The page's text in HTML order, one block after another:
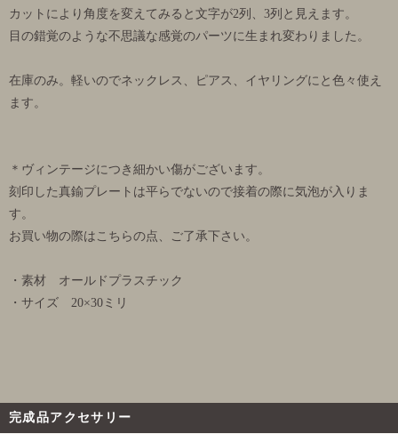
カットにより角度を変えてみると文字が2列、3列と見えます。
目の錯覚のような不思議な感覚のパーツに生まれ変わりました。
在庫のみ。軽いのでネックレス、ピアス、イヤリングにと色々使え
ます。
＊ヴィンテージにつき細かい傷がございます。
刻印した真鍮プレートは平らでないので接着の際に気泡が入りま
す。
お買い物の際はこちらの点、ご了承下さい。
・素材 オールドプラスチック
・サイズ 20×30ミリ
完成品アクセサリー